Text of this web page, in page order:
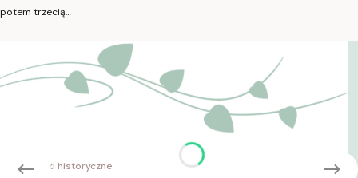
potem trzecią…
Książki historyczne